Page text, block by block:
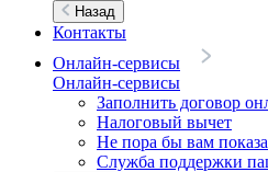
Назад
Контакты
Онлайн-сервисы
Онлайн-сервисы
Заполнить договор
Налоговый вычет
Не пора бы вам
Служба поддержки